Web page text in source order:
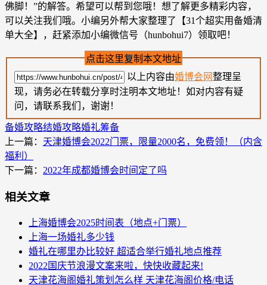
佛脚！”的解答。希望可以帮到您哦！想了解更多精彩内容，
可以关注我们哦。小编另外帮大家整理了【31个超实用备婚清
单大全】，赶紧添加小编微信号（hunbohui7）领取吧！
点击这里复制本文地址
以上内容由婚博会网整理呈
现，请务必在转载分享时注明本文地址！如对内容有疑
问，请联系我们，谢谢！
备婚攻略结婚攻略婚礼筹备
上一篇： 天津婚博会2022门票，限量2000名，免费领！（内含
福利）
下一篇： 2022年成都婚博会时间定了吗
相关文章
上海婚博会2025时间表（地点+门票）
上海一场婚礼多少钱
婚礼在哪里办比较好 超适合举行婚礼地点推荐
2022国庆节浪漫文案来啦，快快收藏起来!
天津花海阁婚礼策划怎么样 天津花海阁价格/电话